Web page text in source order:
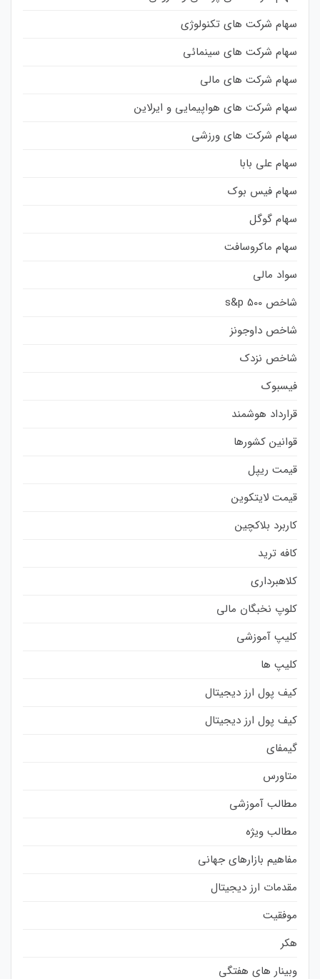
سهام شرکت های تکنولوژی
سهام شرکت های سینمائی
سهام شرکت های مالی
سهام شرکت های هواپیمایی و ایرلاین
سهام شرکت های ورزشی
سهام علی بابا
سهام فیس بوک
سهام گوگل
سهام ماکروسافت
سواد مالی
شاخص s&p 500
شاخص داوجونز
شاخص نزدک
فیسبوک
قرارداد هوشمند
قوانین کشورها
قیمت ریپل
قیمت لایتکوین
کاربرد بلاکچین
کافه ترید
کلاهبرداری
کلوپ نخبگان مالی
کلیپ آموزشی
کلیپ ها
کیف پول ارز دیجیتال
کیف پول ارز دیجیتال
گیمفای
متاورس
مطالب آموزشی
مطالب ویژه
مفاهیم بازارهای جهانی
مقدمات ارز دیجیتال
موفقیت
هکر
وبینار های هفتگی